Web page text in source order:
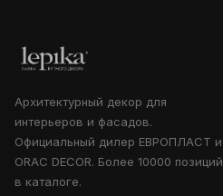
Архитектурный декор для
интерьеров и фасадов.
Официальный дилер ЕВРОПЛАСТ и
ORAC DECOR. Более 10000 позиций
в каталоге.